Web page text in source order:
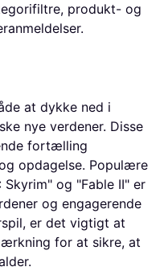
produkt- og
at dykke ned i
nye verdener. Disse
fortælling
opdagelse. Populære
og "Fable II" er
og engagerende
er det vigtigt at
for at sikre, at